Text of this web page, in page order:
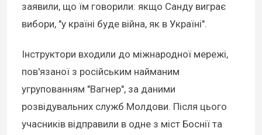
заявили, що їм говорили: якщо Санду виграє
вибори, "у країні буде війна, як в Україні".
Інструктори входили до міжнародної мережі,
пов'язаної з російським найманим
угрупованням "Вагнер", за даними
розвідувальних служб Молдови. Після цього
учасників відправили в одне з міст Боснії та